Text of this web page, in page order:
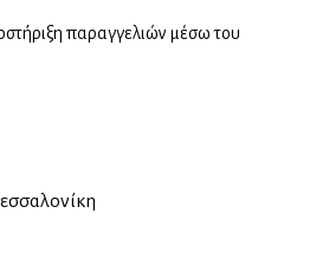
παραγγελιών μέσω του